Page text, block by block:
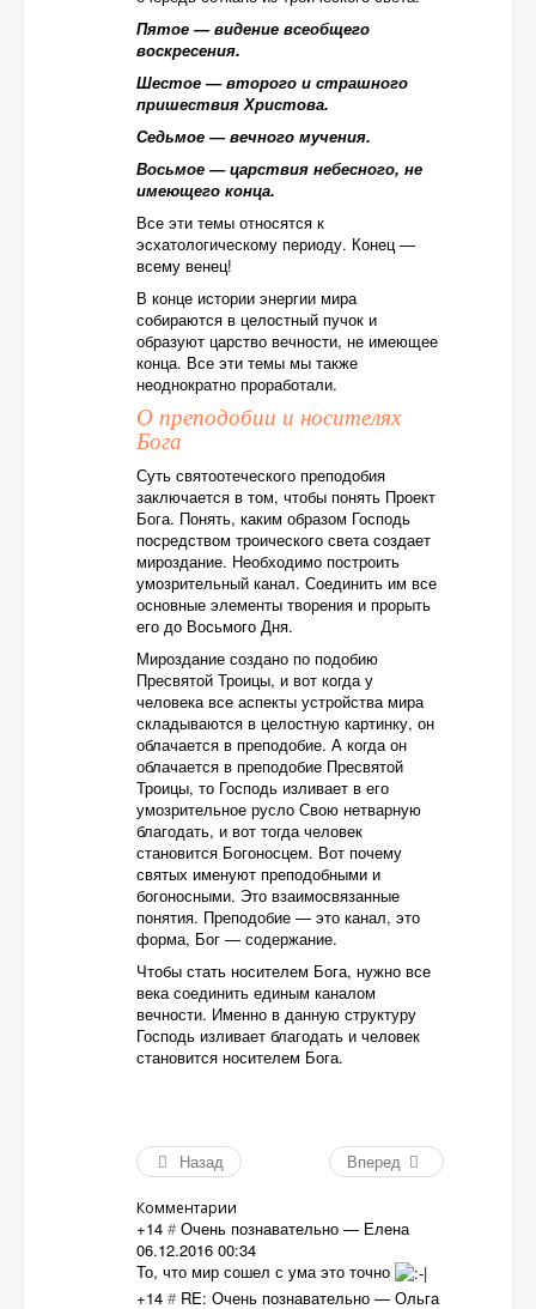
Пятое — видение всеобщего
воскресения.
Шестое — второго и страшного
пришествия Христова.
Седьмое — вечного мучения.
Восьмое — царствия небесного, не
имеющего конца.
Все эти темы относятся к
эсхатологическому периоду. Конец —
всему венец!
В конце истории энергии мира
собираются в целостный пучок и
образуют царство вечности, не имеющее
конца. Все эти темы мы также
неоднократно проработали.
О преподобии и носителях
Бога
Суть святоотеческого преподобия
заключается в том, чтобы понять Проект
Бога. Понять, каким образом Господь
посредством троического света создает
мироздание. Необходимо построить
умозрительный канал. Соединить им все
основные элементы творения и прорыть
его до Восьмого Дня.
Мироздание создано по подобию
Пресвятой Троицы, и вот когда у
человека все аспекты устройства мира
складываются в целостную картинку, он
облачается в преподобие. А когда он
облачается в преподобие Пресвятой
Троицы, то Господь изливает в его
умозрительное русло Свою нетварную
благодать, и вот тогда человек
становится Богоносцем. Вот почему
святых именуют преподобными и
богоносными. Это взаимосвязанные
понятия. Преподобие — это канал, это
форма, Бог — содержание.
Чтобы стать носителем Бога, нужно все
века соединить единым каналом
вечности. Именно в данную структуру
Господь изливает благодать и человек
становится носителем Бога.
Назад Вперед
Комментарии
+14 # Очень познавательно— Елена
06.12.2016 00:34
То, что мир сошел с ума это точно
+14 # RE: Очень познавательно— Ольга